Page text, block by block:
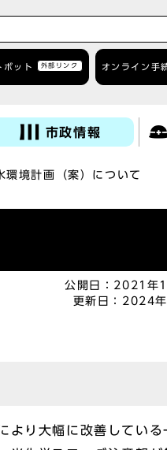
ボット 外部リンク オンライン手
市政情報
環境計画（案）について
公開日： 2021年
更新日： 2024
り大幅に改善している